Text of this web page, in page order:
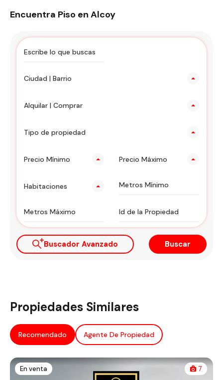
Encuentra Piso en Alcoy
Ciudad | Barrio
Alquilar | Comprar
Tipo de propiedad
Precio Mínimo Precio Máximo
Habitaciones
Buscador Avanzado Buscar
Propiedades Similares
Recomendado Agente De Propiedad
En venta 7